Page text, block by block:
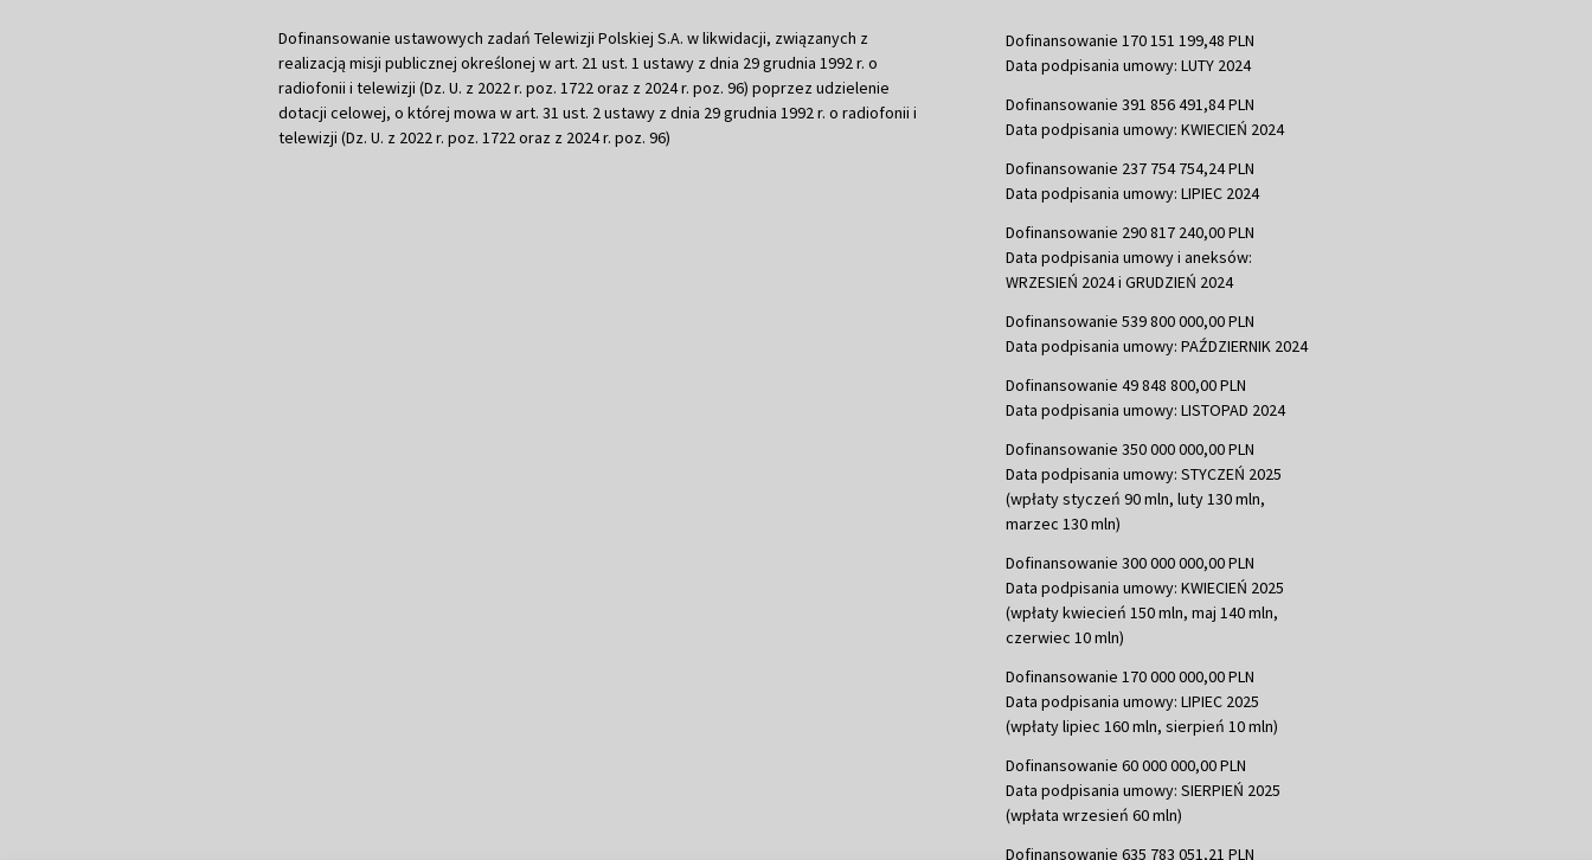
Dofinansowanie ustawowych zadań Telewizji Polskiej S.A. w likwidacji, związanych z
realizacją misji publicznej określonej w art. 21 ust. 1 ustawy z dnia 29 grudnia 1992 r. o
radiofonii i telewizji (Dz. U. z 2022 r. poz. 1722 oraz z 2024 r. poz. 96) poprzez udzielenie
dotacji celowej, o której mowa w art. 31 ust. 2 ustawy z dnia 29 grudnia 1992 r. o radiofonii i
telewizji (Dz. U. z 2022 r. poz. 1722 oraz z 2024 r. poz. 96)
Dofinansowanie 170 151 199,48 PLN
Data podpisania umowy: LUTY 2024
Dofinansowanie 391 856 491,84 PLN
Data podpisania umowy: KWIECIEŃ 2024
Dofinansowanie 237 754 754,24 PLN
Data podpisania umowy: LIPIEC 2024
Dofinansowanie 290 817 240,00 PLN
Data podpisania umowy i aneksów:
WRZESIEŃ 2024 i GRUDZIEŃ 2024
Dofinansowanie 539 800 000,00 PLN
Data podpisania umowy: PAŹDZIERNIK 2024
Dofinansowanie 49 848 800,00 PLN
Data podpisania umowy: LISTOPAD 2024
Dofinansowanie 350 000 000,00 PLN
Data podpisania umowy: STYCZEŃ 2025
(wpłaty styczeń 90 mln, luty 130 mln,
marzec 130 mln)
Dofinansowanie 300 000 000,00 PLN
Data podpisania umowy: KWIECIEŃ 2025
(wpłaty kwiecień 150 mln, maj 140 mln,
czerwiec 10 mln)
Dofinansowanie 170 000 000,00 PLN
Data podpisania umowy: LIPIEC 2025
(wpłaty lipiec 160 mln, sierpień 10 mln)
Dofinansowanie 60 000 000,00 PLN
Data podpisania umowy: SIERPIEŃ 2025
(wpłata wrzesień 60 mln)
Dofinansowanie 635 783 051,21 PLN